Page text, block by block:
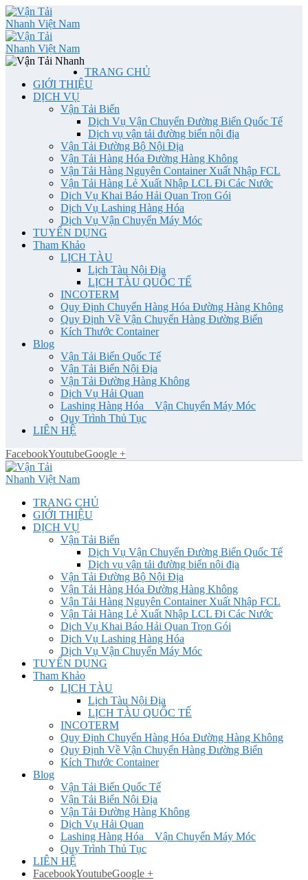
TRANG CHỦ
GIỚI THIỆU
DỊCH VỤ
Vận Tải Biển
Dịch Vụ Vận Chuyển Đường Biển Quốc Tế
Dịch vụ vận tải đường biển nội địa
Vận Tải Đường Bộ Nội Địa
Vận Tải Hàng Hóa Đường Hàng Không
Vận Tải Hàng Nguyên Container Xuất Nhập FCL
Vận Tải Hàng Lẻ Xuất Nhập LCL Đi Các Nước
Dịch Vụ Khai Báo Hải Quan Trọn Gói
Dịch Vụ Lashing Hàng Hóa
Dịch Vụ Vận Chuyển Máy Móc
TUYỂN DỤNG
Tham Khảo
LỊCH TÀU
Lịch Tàu Nội Địa
LỊCH TÀU QUỐC TẾ
INCOTERM
Quy Định Chuyển Hàng Hóa Đường Hàng Không
Quy Định Về Vận Chuyển Hàng Đường Biển
Kích Thước Container
Blog
Vận Tải Biển Quốc Tế
Vận Tải Biển Nội Địa
Vận Tải Đường Hàng Không
Dịch Vụ Hải Quan
Lashing Hàng Hóa _ Vận Chuyển Máy Móc
Quy Trình Thủ Tục
LIÊN HỆ
FacebookYoutubeGoogle +
TRANG CHỦ
GIỚI THIỆU
DỊCH VỤ
Vận Tải Biển
Dịch Vụ Vận Chuyển Đường Biển Quốc Tế
Dịch vụ vận tải đường biển nội địa
Vận Tải Đường Bộ Nội Địa
Vận Tải Hàng Hóa Đường Hàng Không
Vận Tải Hàng Nguyên Container Xuất Nhập FCL
Vận Tải Hàng Lẻ Xuất Nhập LCL Đi Các Nước
Dịch Vụ Khai Báo Hải Quan Trọn Gói
Dịch Vụ Lashing Hàng Hóa
Dịch Vụ Vận Chuyển Máy Móc
TUYỂN DỤNG
Tham Khảo
LỊCH TÀU
Lịch Tàu Nội Địa
LỊCH TÀU QUỐC TẾ
INCOTERM
Quy Định Chuyển Hàng Hóa Đường Hàng Không
Quy Định Về Vận Chuyển Hàng Đường Biển
Kích Thước Container
Blog
Vận Tải Biển Quốc Tế
Vận Tải Biển Nội Địa
Vận Tải Đường Hàng Không
Dịch Vụ Hải Quan
Lashing Hàng Hóa _ Vận Chuyển Máy Móc
Quy Trình Thủ Tục
LIÊN HỆ
FacebookYoutubeGoogle +